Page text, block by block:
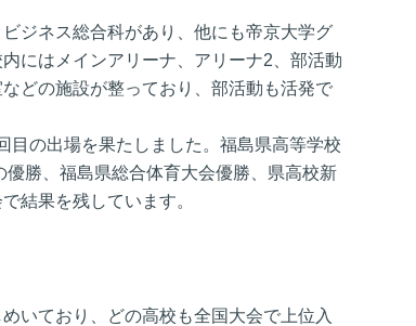
ジネス総合科があり、他にも帝京大学グ
にはメインアリーナ、アリーナ2、部活動
どの施設が整っており、部活動も活発で
目の出場を果たしました。福島県高等学校
勝、福島県総合体育大会優勝、県高校新
結果を残しています。
いており、どの高校も全国大会で上位入